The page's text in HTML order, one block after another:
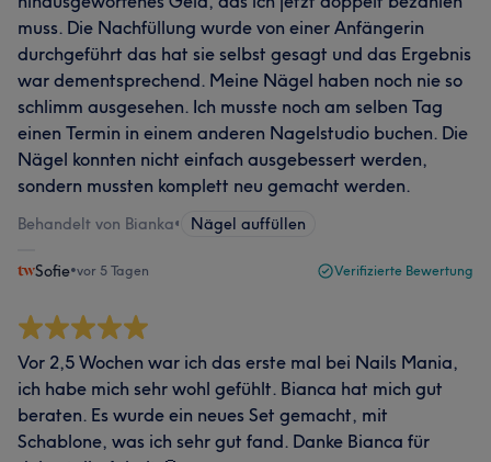
muss. Die Nachfüllung wurde von einer Anfängerin
durchgeführt das hat sie selbst gesagt und das Ergebnis
war dementsprechend. Meine Nägel haben noch nie so
schlimm ausgesehen. Ich musste noch am selben Tag
einen Termin in einem anderen Nagelstudio buchen. Die
Nägel konnten nicht einfach ausgebessert werden,
sondern mussten komplett neu gemacht werden.
Behandelt von Bianka• Nägel auffüllen
Sofie•vor 5 Tagen Verifizierte Bewertung
Vor 2,5 Wochen war ich das erste mal bei Nails Mania,
ich habe mich sehr wohl gefühlt. Bianca hat mich gut
beraten. Es wurde ein neues Set gemacht, mit
Schablone, was ich sehr gut fand. Danke Bianca für